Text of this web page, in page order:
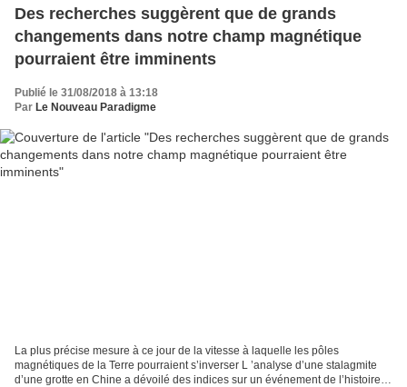
Des recherches suggèrent que de grands
changements dans notre champ magnétique
pourraient être imminents
Publié le 31/08/2018 à 13:18
Par Le Nouveau Paradigme
La plus précise mesure à ce jour de la vitesse à laquelle les pôles
magnétiques de la Terre pourraient s’inverser L ’analyse d’une stalagmite
d’une grotte en Chine a dévoilé des indices sur un événement de l’histoire